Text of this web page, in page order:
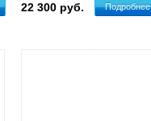
22 300 руб. Подробнее